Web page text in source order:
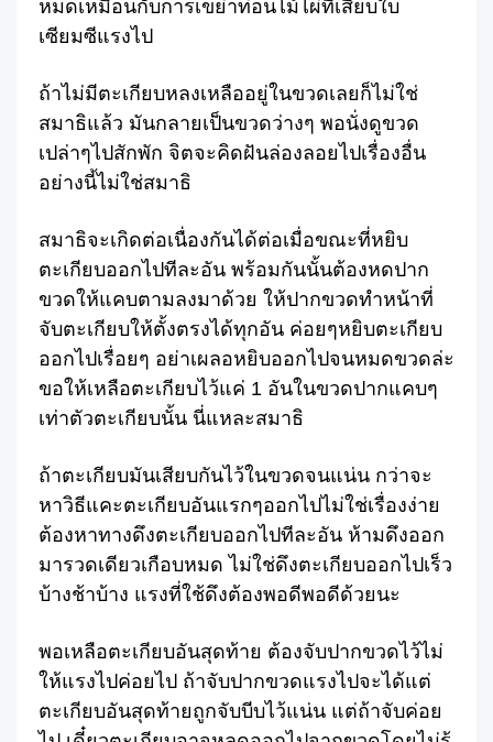
หมดเหมือนกับการเขย่าท่อนไม้ไผ่ที่เสียบใบ
เซียมซีแรงไป
ถ้าไม่มีตะเกียบหลงเหลืออยู่ในขวดเลยก็ไม่ใช่
สมาธิแล้ว มันกลายเป็นขวดว่างๆ พอนั่งดูขวด
เปล่าๆไปสักพัก จิตจะคิดฝันล่องลอยไปเรื่องอื่น
อย่างนี้ไม่ใช่สมาธิ
สมาธิจะเกิดต่อเนื่องกันได้ต่อเมื่อขณะที่หยิบ
ตะเกียบออกไปทีละอัน พร้อมกันนั้นต้องหดปาก
ขวดให้แคบตามลงมาด้วย ให้ปากขวดทำหน้าที่
จับตะเกียบให้ตั้งตรงได้ทุกอัน ค่อยๆหยิบตะเกียบ
ออกไปเรื่อยๆ อย่าเผลอหยิบออกไปจนหมดขวดล่ะ
ขอให้เหลือตะเกียบไว้แค่ 1 อันในขวดปากแคบๆ
เท่าตัวตะเกียบนั้น นี่แหละสมาธิ
ถ้าตะเกียบมันเสียบกันไว้ในขวดจนแน่น กว่าจะ
หาวิธีแคะตะเกียบอันแรกๆออกไปไม่ใช่เรื่องง่าย
ต้องหาทางดึงตะเกียบออกไปทีละอัน ห้ามดึงออก
มารวดเดียวเกือบหมด ไม่ใช่ดึงตะเกียบออกไปเร็ว
บ้างช้าบ้าง แรงที่ใช้ดึงต้องพอดีพอดีด้วยนะ
พอเหลือตะเกียบอันสุดท้าย ต้องจับปากขวดไว้ไม่
ให้แรงไปค่อยไป ถ้าจับปากขวดแรงไปจะได้แต่
ตะเกียบอันสุดท้ายถูกจับบีบไว้แน่น แต่ถ้าจับค่อย